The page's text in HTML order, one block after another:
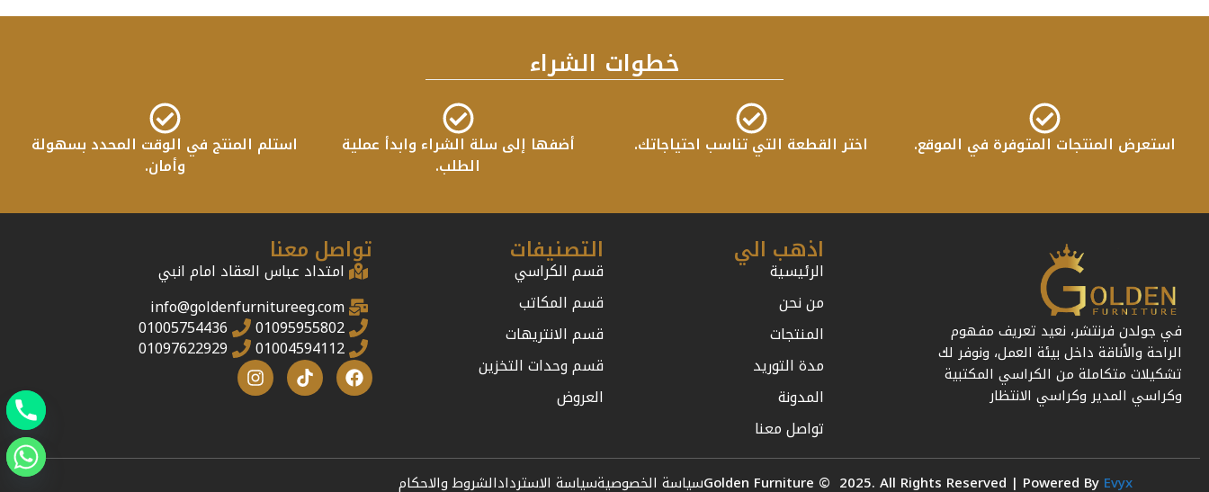
خطوات الشراء
استعرض المنتجات المتوفرة في الموقع. اختر القطعة التي تناسب احتياجاتك.
أضفها إلى سلة الشراء وابدأ عملية
الطلب.
استلم المنتج في الوقت المحدد بسهولة
وأمان.
في جولدن فرنتشر، نعيد تعريف مفهوم
الراحة والأناقة داخل بيئة العمل، ونوفر لك
تشكيلات متكاملة من الكراسي المكتبية
وكراسي المدير وكراسي الانتظار
اذهب الي
الرئيسية
من نحن
المنتجات
مدة التوريد
المدونة
تواصل معنا
التصنيفات
قسم الكراسي
قسم المكاتب
قسم الانتريهات
قسم وحدات التخزين
العروض
تواصل معنا
امتداد عباس العقاد امام انبي
info@goldenfurnitureeg.com
01095955802
01005754436
01004594112
01097622929
Golden Furniture © 2025. All Rights Reserved | Powered By Evyx سياسة الخصوصيةسياسة الاستردادالشروط والاحكام